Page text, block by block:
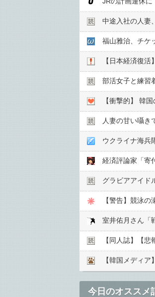
中途入社の人妻
福山雅治、チケ
【日本経済復
部活女子と練習
【衝撃的】 韓
人妻の甘い囁き
ウクライナ海兵
グラビアアイド
【警告】競泳
【同人誌】【
今日のオススメ